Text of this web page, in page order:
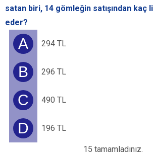
satan biri, 14 gömleğin satışından kaç
eder?
A 294 TL
B 296 TL
C 490 TL
D 196 TL
15 tamamladınız.